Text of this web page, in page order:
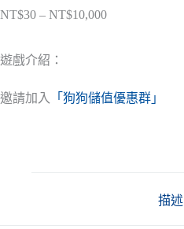
NT$30 – NT$10,000價
NT$30
到
遊戲介紹：
邀請加入 「狗狗儲值優惠群」
描述